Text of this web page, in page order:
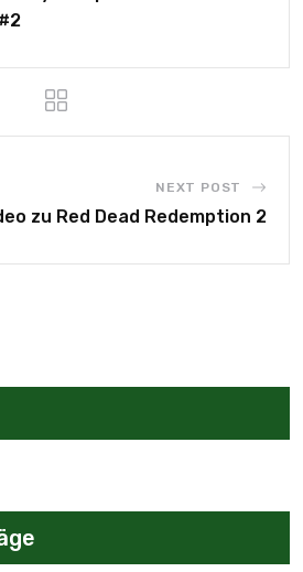
NEXT POST
zu Red Dead Redemption 2